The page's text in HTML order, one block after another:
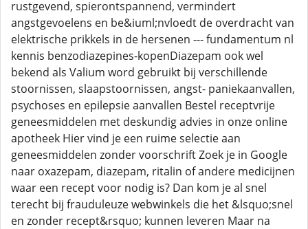
rustgevend, spierontspannend, vermindert
angstgevoelens en be&iuml;nvloedt de overdracht van
elektrische prikkels in de hersenen --- fundamentum nl
kennis benzodiazepines-kopenDiazepam ook wel
bekend als Valium word gebruikt bij verschillende
stoornissen, slaapstoornissen, angst- paniekaanvallen,
psychoses en epilepsie aanvallen Bestel receptvrije
geneesmiddelen met deskundig advies in onze online
apotheek Hier vind je een ruime selectie aan
geneesmiddelen zonder voorschrift Zoek je in Google
naar oxazepam, diazepam, ritalin of andere medicijnen
waar een recept voor nodig is? Dan kom je al snel
terecht bij frauduleuze webwinkels die het &lsquo;snel
en zonder recept&rsquo; kunnen leveren Maar na